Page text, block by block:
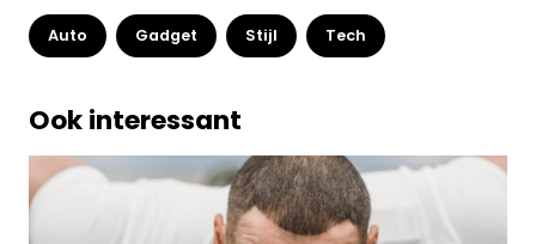
Auto Gadget Stijl Tech
Ook interessant